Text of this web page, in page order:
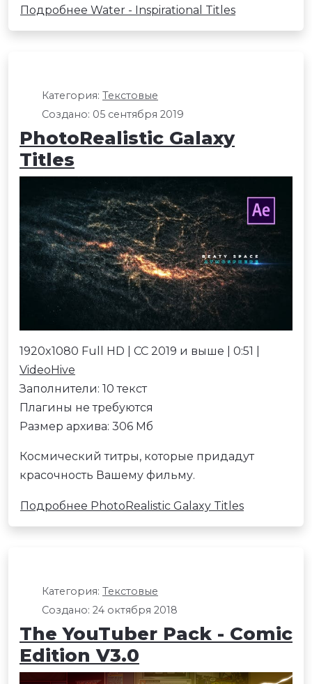
Подробнее Water - Inspirational Titles
Категория: Текстовые
Создано: 05 сентября 2019
PhotoRealistic Galaxy
Titles
1920x1080 Full HD | CC 2019 и выше | 0:51 |
VideoHive
Заполнители: 10 текст
Плагины не требуются
Размер архива: 306 Мб
Космический титры, которые придадут
красочность Вашему фильму.
Подробнее PhotoRealistic Galaxy Titles
Категория: Текстовые
Создано: 24 октября 2018
The YouTuber Pack - Comic
Edition V3.0